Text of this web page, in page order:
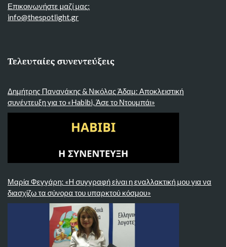
Επικοινωνήστε μαζί μας:
info@thespotlight.gr
Τελευταίες συνεντεύξεις
Δημήτρης Πανανάκης & Νικόλας Άδαμ: Αποκλειστική
συνέντευξη για το «Habibi, Άσε το Ντουμπάι»
Μαρία Φεγγάρη: «Η συγγραφή είναι η εναλλακτική μου για να
διασχίζω τα σύνορα του υπαρκτού κόσμου»